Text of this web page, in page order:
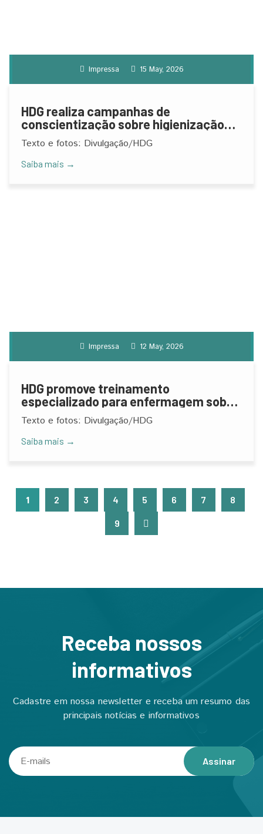
Impressa 15 May, 2026
HDG realiza campanhas de
conscientização sobre higienização
das mãos
Texto e fotos: Divulgação/HDG
Saiba mais →
Impressa 12 May, 2026
HDG promove treinamento
especializado para enfermagem sobre
lesões de pele
Texto e fotos: Divulgação/HDG
Saiba mais →
1 2 3 4 5 6 7 8
9
Receba nossos
informativos
Cadastre em nossa newsletter e receba um resumo das
principais notícias e informativos
Assinar